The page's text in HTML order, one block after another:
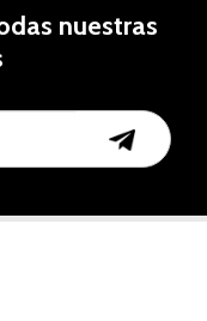
nuestras